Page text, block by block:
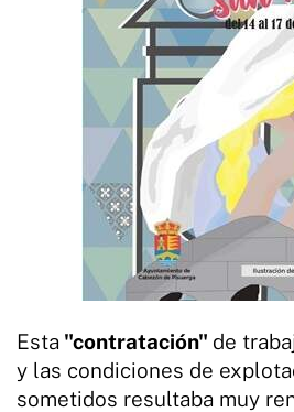
Esta "contratación" de
y las condiciones de
sometidos resultaba muy